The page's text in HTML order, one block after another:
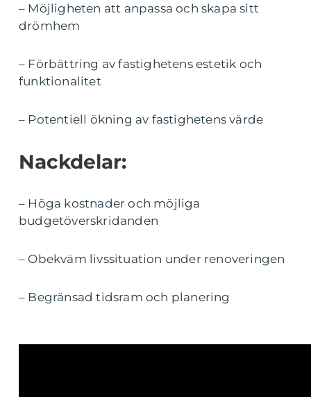
– Möjligheten att anpassa och skapa sitt
drömhem
– Förbättring av fastighetens estetik och
funktionalitet
– Potentiell ökning av fastighetens värde
Nackdelar:
– Höga kostnader och möjliga
budgetöverskridanden
– Obekväm livssituation under renoveringen
– Begränsad tidsram och planering